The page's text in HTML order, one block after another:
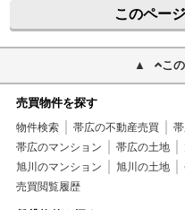
このペー
こ
売買物件を探す
物件検索 帯広の不動産売買
帯広のマンション
帯広の土地
旭川のマンション
旭川の土地
売買閲覧履歴